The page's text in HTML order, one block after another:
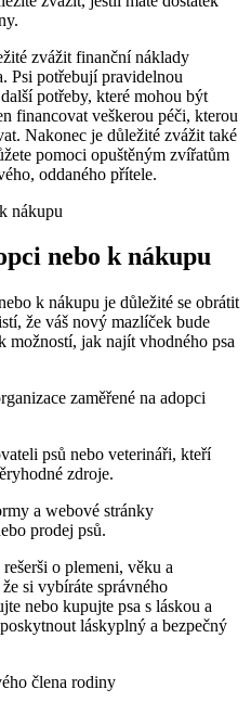
zvážit finanční náklady
Psi potřebují pravidelnou
potřeby, které mohou být
financovat veškerou péči, kterou
Nakonec je důležité zvážit také
pomoci opuštěným zvířatům
oddaného přítele.
nebo k nákupu
k nákupu je důležité se obrátit
že váš nový mazlíček bude
jak najít vhodného psa
zaměřené na adopci
psů nebo veterináři, kteří
zdroje.
a webové stránky
prodej psů.
o plemeni, věku a
si vybíráte správného
nebo kupujte psa s láskou a
láskyplný a bezpečný